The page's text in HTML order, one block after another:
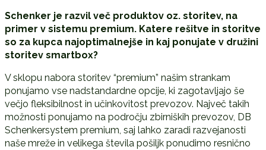
Schenker je razvil več produktov oz. storitev, na
primer v sistemu premium. Katere rešitve in storitve
so za kupca najoptimalnejše in kaj ponujate v družini
storitev smartbox?
V sklopu nabora storitev “premium” našim strankam
ponujamo vse nadstandardne opcije, ki zagotavljajo še
večjo fleksibilnost in učinkovitost prevozov. Največ takih
možnosti ponujamo na področju zbirniških prevozov, DB
Schenkersystem premium, saj lahko zaradi razvejanosti
naše mreže in velikega števila pošiljk ponudimo resnično